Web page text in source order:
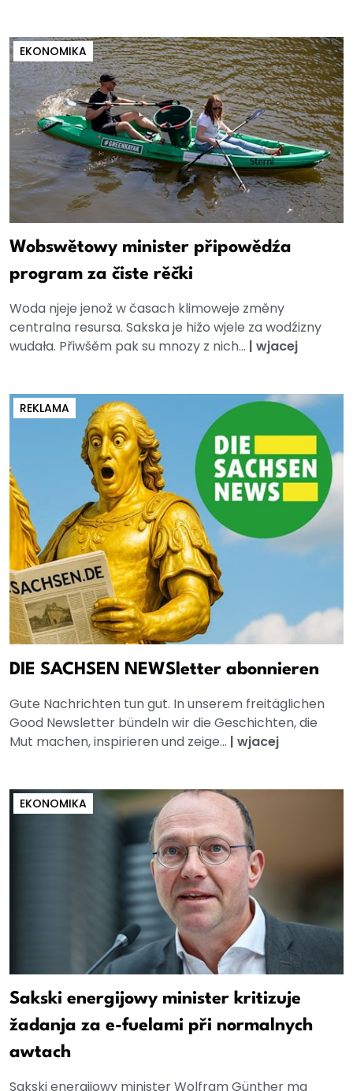
EKONOMIKA
Wobswětowy minister připowědźa
program za čiste rěčki
Woda njeje jenož w časach klimoweje změny
centralna resursa. Sakska je hižo wjele za wodźizny
wudała. Přiwšěm pak su mnozy z nich... | wjacej
REKLAMA
DIE SACHSEN NEWSletter abonnieren
Gute Nachrichten tun gut. In unserem freitäglichen
Good Newsletter bündeln wir die Geschichten, die
Mut machen, inspirieren und zeige... | wjacej
EKONOMIKA
Sakski energijowy minister kritizuje
žadanja za e-fuelami při normalnych
awtach
Sakski energijowy minister Wolfram Günther ma